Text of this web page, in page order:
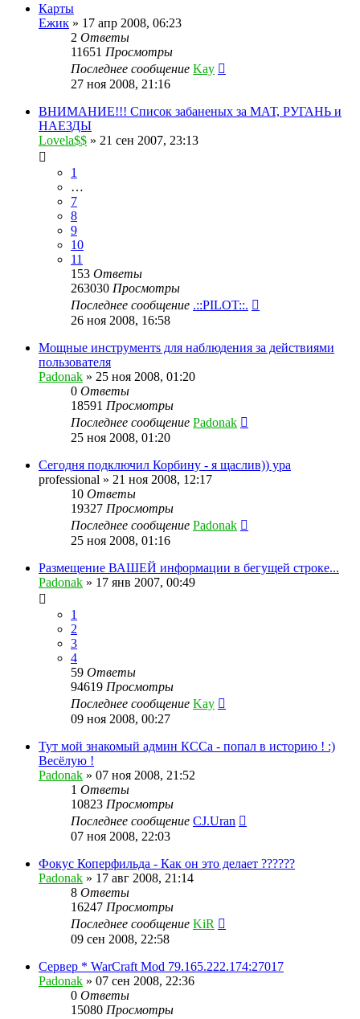
Карты
Ежик » 17 апр 2008, 06:23
2 Ответы
11651 Просмотры
Последнее сообщение Kay
27 ноя 2008, 21:16
ВНИМАНИЕ!!! Список забаненых за МАТ, РУГАНЬ и
НАЕЗДЫ
Lovela$$ » 21 сен 2007, 23:13
1
…
7
8
9
10
11
153 Ответы
263030 Просмотры
Последнее сообщение .::PILOT::.
26 ноя 2008, 16:58
Мощныe инструментs для наблюдения за действиями
пользователя
Padonak » 25 ноя 2008, 01:20
0 Ответы
18591 Просмотры
Последнее сообщение Padonak
25 ноя 2008, 01:20
Сегодня подключил Корбину - я щаслив)) ура
professional » 21 ноя 2008, 12:17
10 Ответы
19327 Просмотры
Последнее сообщение Padonak
25 ноя 2008, 01:16
Размещение ВАШЕЙ информации в бегущей строке...
Padonak » 17 янв 2007, 00:49
1
2
3
4
59 Ответы
94619 Просмотры
Последнее сообщение Kay
09 ноя 2008, 00:27
Тут мой знакомый админ КССа - попал в историю ! :)
Весёлую !
Padonak » 07 ноя 2008, 21:52
1 Ответы
10823 Просмотры
Последнее сообщение CJ.Uran
07 ноя 2008, 22:03
Фокус Коперфильда - Как он это делает ??????
Padonak » 17 авг 2008, 21:14
8 Ответы
16247 Просмотры
Последнее сообщение KiR
09 сен 2008, 22:58
Сервер * WarCraft Mod 79.165.222.174:27017
Padonak » 07 сен 2008, 22:36
0 Ответы
15080 Просмотры